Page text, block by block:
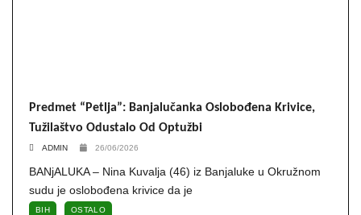
Predmet “Petlja”: Banjalučanka Oslobođena Krivice,
Tužilaštvo Odustalo Od Optužbi
ADMIN 26/06/2026
BANjALUKA – Nina Kuvalja (46) iz Banjaluke u Okružnom
sudu je oslobođena krivice da je
BIH OSTALO